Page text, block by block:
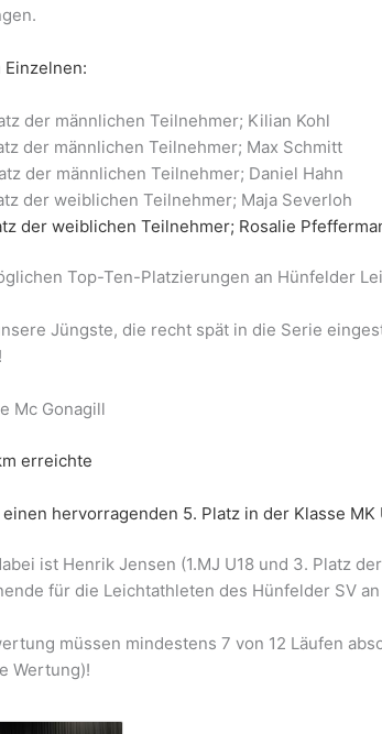
Einzelnen:
der männlichen Teilnehmer; Kilian Kohl
der männlichen Teilnehmer; Max Schmitt
der männlichen Teilnehmer; Daniel Hahn
der weiblichen Teilnehmer; Maja Severloh
der weiblichen Teilnehmer; Rosalie
Top-Ten-Platzierungen an Hünfelder
Jüngste, die recht spät in die Serie
Mc Gonagill
erreichte
hervorragenden 5. Platz in der Klasse MK
ist Henrik Jensen (1.MJ U18 und 3. Platz
für die Leichtathleten des Hünfelder SV
müssen mindestens 7 von 12 Läufen
Wertung)!